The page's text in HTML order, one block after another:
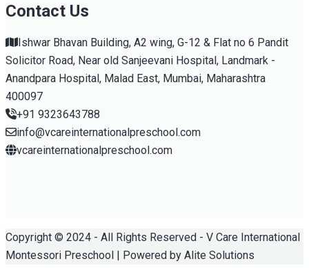
Contact Us
Ishwar Bhavan Building, A2 wing, G-12 & Flat no 6 Pandit
Solicitor Road, Near old Sanjeevani Hospital, Landmark -
Anandpara Hospital, Malad East, Mumbai, Maharashtra
400097
+91 9323643788
info@vcareinternationalpreschool.com
vcareinternationalpreschool.com
Copyright © 2024 - All Rights Reserved - V Care International
Montessori Preschool | Powered by Alite Solutions